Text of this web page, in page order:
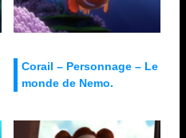
Corail – Personnage – Le
monde de Nemo.